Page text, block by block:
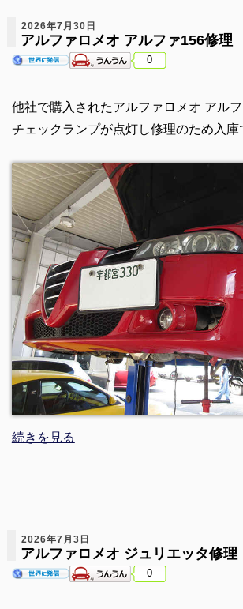
2026年7月30日
アルファロメオ アルファ156修理
0
他社で購入されたアルファロメオ アル
チェックランプが点灯し修理のため入庫
続きを見る
2026年7月3日
アルファロメオ ジュリエッタ修理
0